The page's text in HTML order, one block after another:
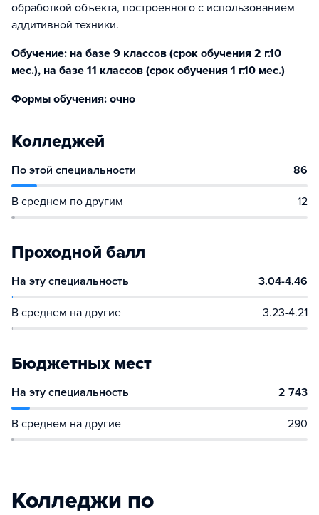
обработкой объекта, построенного с использованием
аддитивной техники.
Обучение: на базе 9 классов (срок обучения 2 г.10
мес.), на базе 11 классов (срок обучения 1 г.10 мес.)
Формы обучения: очно
Колледжей
По этой специальности 86
В среднем по другим 12
Проходной балл
На эту специальность 3.04-4.46
В среднем на другие 3.23-4.21
Бюджетных мест
На эту специальность 2 743
В среднем на другие 290
Колледжи по